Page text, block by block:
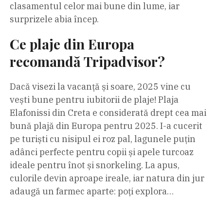
clasamentul celor mai bune din lume, iar
surprizele abia încep.
Ce plaje din Europa
recomandă Tripadvisor?
Dacă visezi la vacanță și soare, 2025 vine cu
vești bune pentru iubitorii de plaje! Plaja
Elafonissi din Creta e considerată drept cea mai
bună plajă din Europa pentru 2025. I-a cucerit
pe turiști cu nisipul ei roz pal, lagunele puțin
adânci perfecte pentru copii și apele turcoaz
ideale pentru înot și snorkeling. La apus,
culorile devin aproape ireale, iar natura din jur
adaugă un farmec aparte: poți explora…